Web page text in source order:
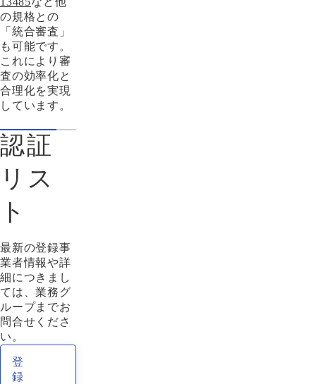
の規格との
「統合審査」
も可能です。
これにより審
査の効率化と
合理化を実現
しています。
認証
リス
ト
最新の登録事
業者情報や詳
細につきまし
ては、業務グ
ループまでお
問合せくださ
い。
登
録